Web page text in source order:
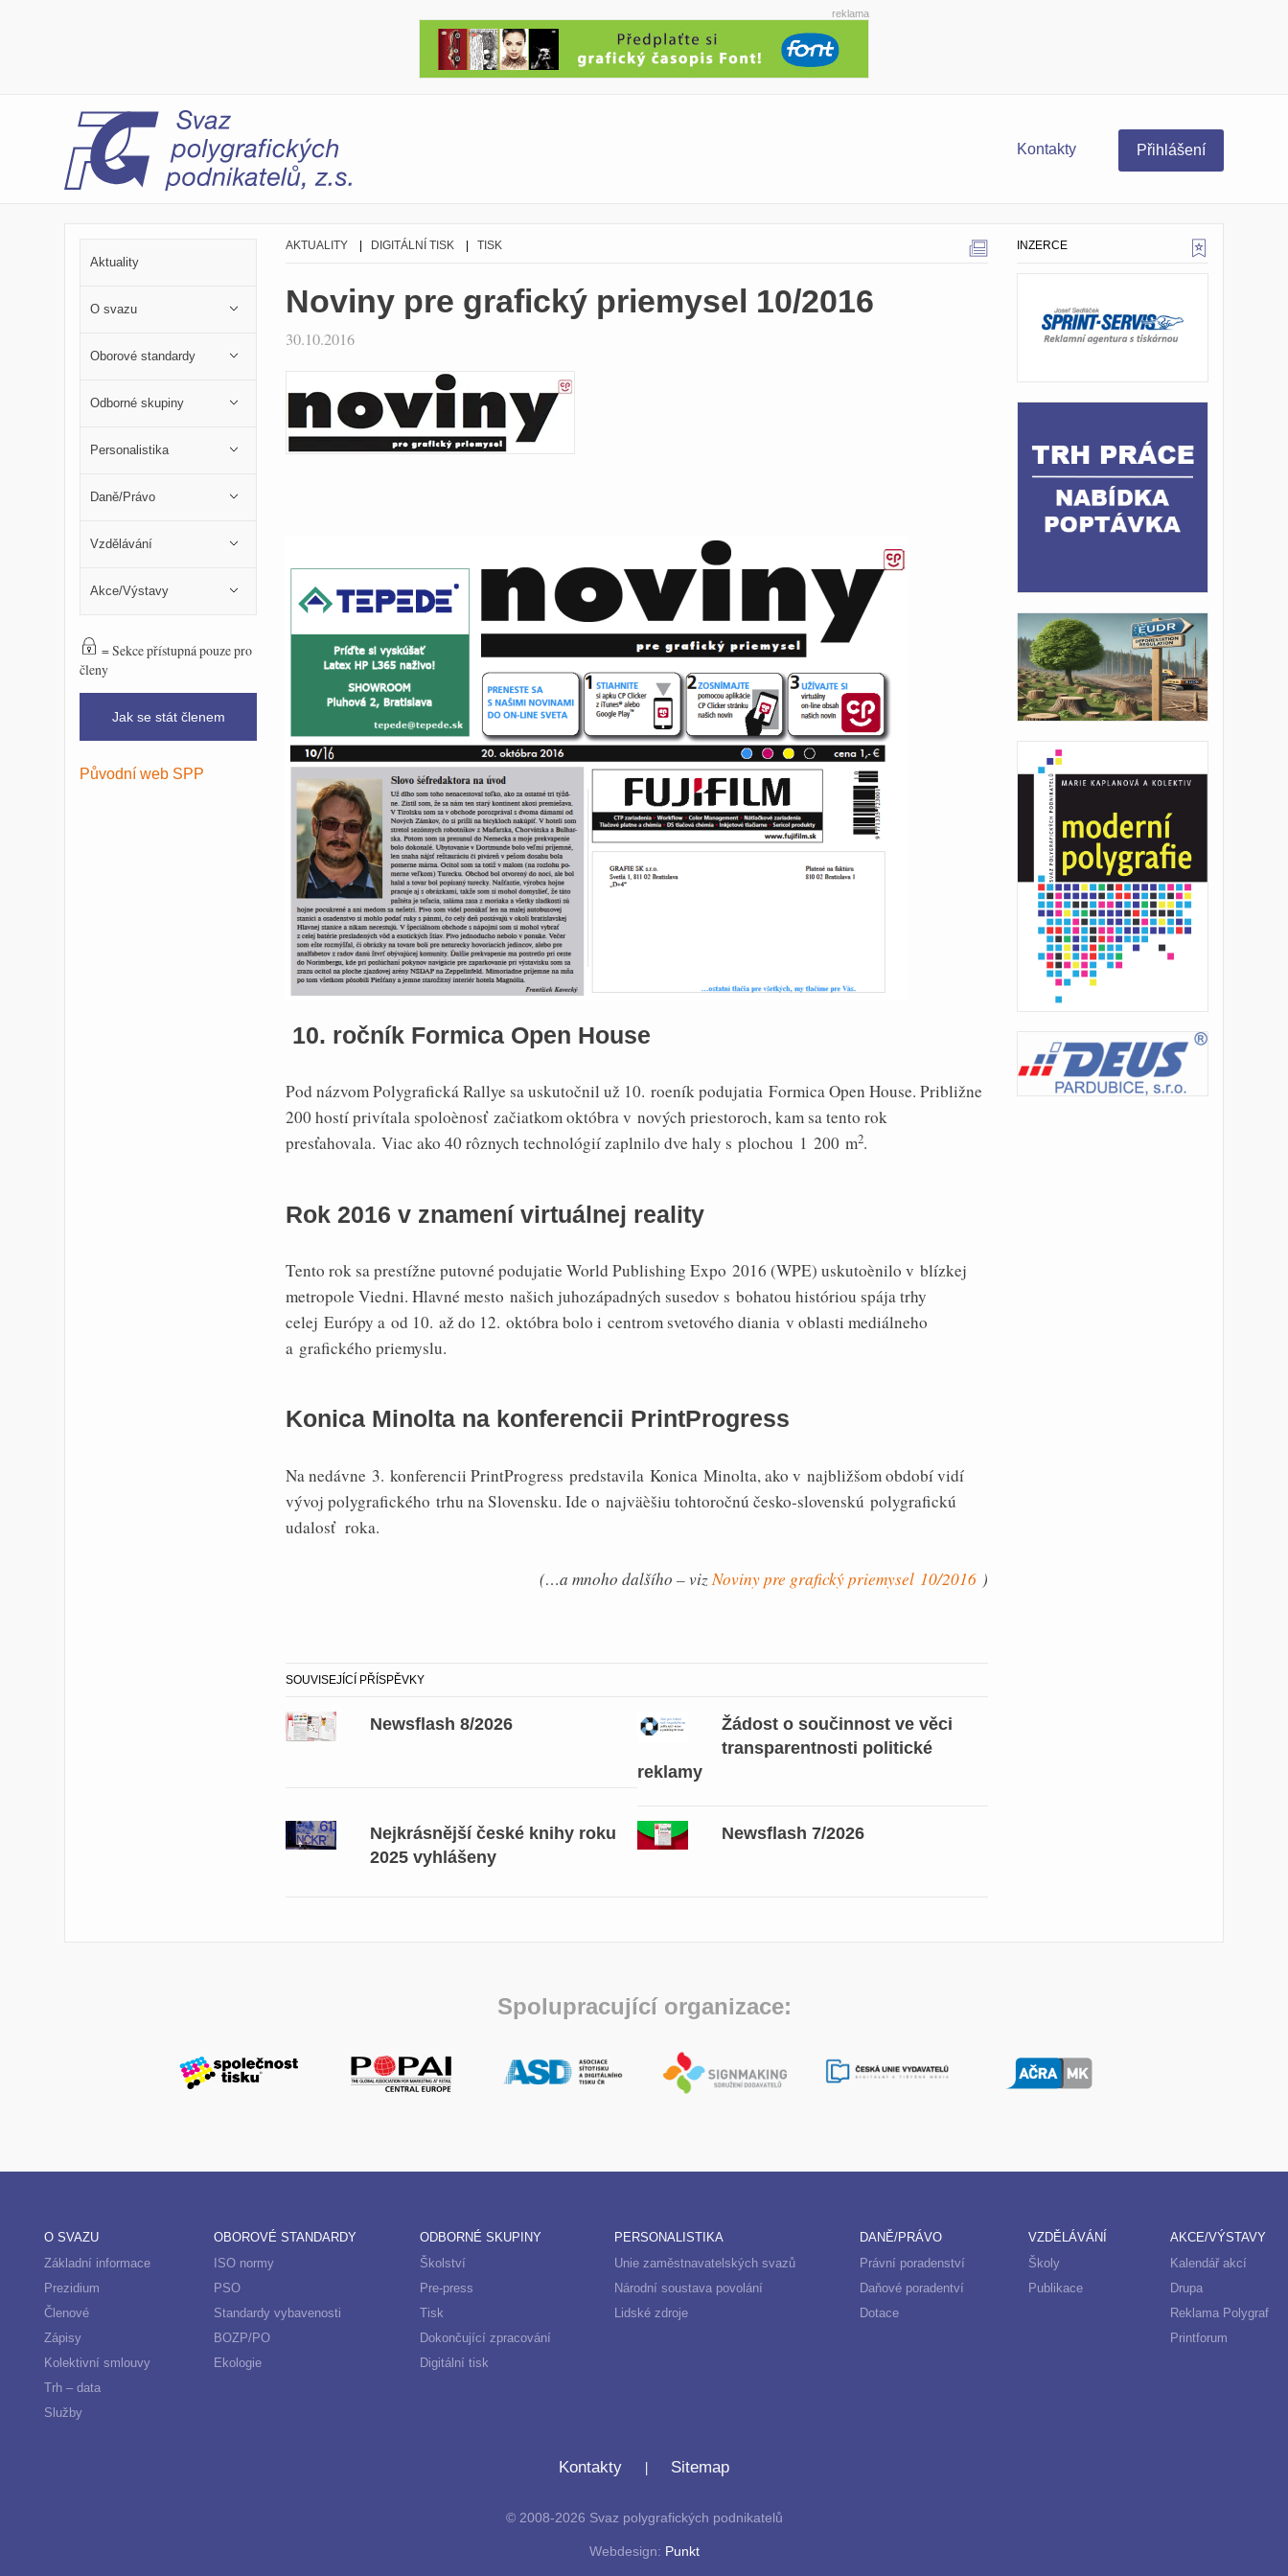
reklama
Kontakty Přihlášení
INZERCE
Aktuality
O svazu
Oborové standardy
Odborné skupiny
Personalistika
Daně/Právo
Vzdělávání
Akce/Výstavy
= Sekce přístupná pouze pro
členy
Jak se stát členem
Původní web SPP
AKTUALITY DIGITÁLNÍ TISK TISK
Noviny pre grafický priemysel 10/2016
30.10.2016
10. ročník Formica Open House
Pod názvom Polygrafická Rallye sa uskutočnil už 10. roeník podujatia Formica Open House. Približne
200 hostí privítala spoloènosť začiatkom októbra v nových priestoroch, kam sa tento rok
presťahovala. Viac ako 40 rôznych technológií zaplnilo dve haly s plochou 1 200 m2.
Rok 2016 v znamení virtuálnej reality
Tento rok sa prestížne putovné podujatie World Publishing Expo 2016 (WPE) uskutoènilo v blízkej
metropole Viedni. Hlavné mesto našich juhozápadných susedov s bohatou históriou spája trhy
celej Európy a od 10. až do 12. októbra bolo i centrom svetového diania v oblasti mediálneho
a grafického priemyslu.
Konica Minolta na konferencii PrintProgress
Na nedávne 3. konferencii PrintProgress predstavila Konica Minolta, ako v najbližšom období vidí
vývoj polygrafického trhu na Slovensku. Ide o najväèšiu tohtoročnú česko-slovenskú polygrafickú
udalosť roka.
(…a mnoho dalšího – vizNoviny pre grafický priemysel 10/2016 )
SOUVISEJÍCÍ PŘÍSPĚVKY
Newsflash 8/2026
Žádost o součinnost ve věci
transparentnosti politické
reklamy
Nejkrásnější české knihy roku
2025 vyhlášeny
Newsflash 7/2026
Spolupracující organizace:
O SVAZU
Základní informace
Prezidium
Členové
Zápisy
Kolektivní smlouvy
Trh – data
Služby
OBOROVÉ STANDARDY
ISO normy
PSO
Standardy vybavenosti
BOZP/PO
Ekologie
ODBORNÉ SKUPINY
Školství
Pre-press
Tisk
Dokončující zpracování
Digitální tisk
PERSONALISTIKA
Unie zaměstnavatelských svazů
Národní soustava povolání
Lidské zdroje
DANĚ/PRÁVO
Právní poradenství
Daňové poradentví
Dotace
VZDĚLÁVÁNÍ
Školy
Publikace
AKCE/VÝSTAVY
Kalendář akcí
Drupa
Reklama Polygraf
Printforum
Kontakty | Sitemap
© 2008-2026 Svaz polygrafických podnikatelů
Webdesign: Punkt